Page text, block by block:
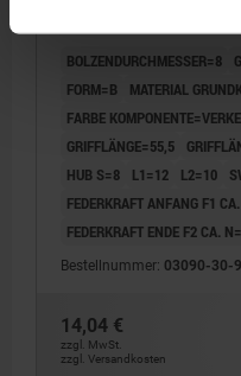
KOMP:THERMOPLAST
BOLZENDURCHMESSER=8
FORM=B
MATERIAL
FARBE
GRIFFLÄNGE=55,5
HUB S=8
L1=12 L2=10
FEDERKRAFT ANFANG F1
FEDERKRAFT ENDE F2 CA.
Bestellnummer: 03090-30-
14,04 €
zzgl. MwSt.
zzgl. Versandkosten